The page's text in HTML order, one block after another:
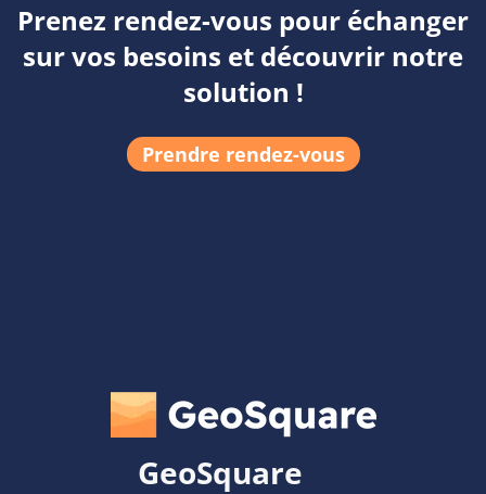
Prenez rendez-vous pour échanger
sur vos besoins et découvrir notre
solution !
Prendre rendez-vous
GeoSquare